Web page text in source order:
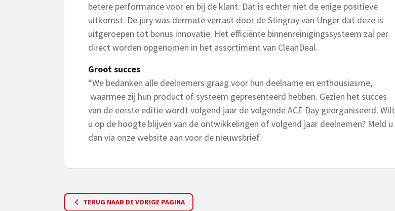
betere performance voor en bij de klant. Dat is echter niet de enige positieve
uitkomst. De jury was dermate verrast door de Stingray van Unger dat deze is
uitgeroepen tot bonus innovatie. Het efficiënte binnenreinigingssysteem zal per
direct worden opgenomen in het assortiment van CleanDeal.
Groot succes
“We bedanken alle deelnemers graag voor hun deelname en enthousiasme,
waarmee zij hun product of systeem gepresenteerd hebben. Gezien het succes
van de eerste editie wordt volgend jaar de volgende ACE Day georganiseerd. Wilt
u op de hoogte blijven van de ontwikkelingen of volgend jaar deelnemen? Meld u
dan via onze website aan voor de nieuwsbrief.
TERUG NAAR DE VORIGE PAGINA